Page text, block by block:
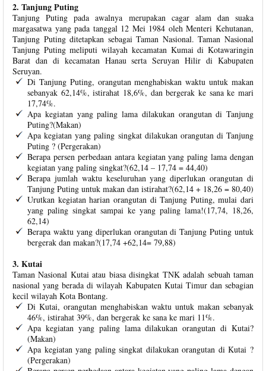
2. Tanjung Puting
Tanjung Puting pada awalnya merupakan cagar alam dan suaka
margasatwa yang pada tanggal 12 Mei 1984 oleh Menteri Kehutanan,
Tanjung Puting ditetapkan sebagai Taman Nasional. Taman Nasional
Tanjung Puting meliputi wilayah kecamatan Kumai di Kotawaringin
Barat dan di kecamatan Hanau serta Seruyan Hilir di Kabupaten
Seruyan.
Di Tanjung Puting, orangutan menghabiskan waktu untuk makan
sebanyak 62,14%, istirahat 18,6%, dan bergerak ke sana ke mari
17,74%.
Apa kegiatan yang paling lama dilakukan orangutan di Tanjung
Puting?(Makan)
Apa kegiatan yang paling singkat dilakukan orangutan di Tanjung
Puting ? (Pergerakan)
Berapa persen perbedaan antara kegiatan yang paling lama dengan
kegiatan yang paling singkat?(62,14 – 17,74 = 44,40)
Berapa jumlah waktu keseluruhan yang diperlukan orangutan di
Tanjung Puting untuk makan dan istirahat?(62,14 + 18,26 = 80,40)
Urutkan kegiatan harian orangutan di Tanjung Puting, mulai dari
yang paling singkat sampai ke yang paling lama!(17,74, 18,26,
62,14)
Berapa waktu yang diperlukan orangutan di Tanjung Puting untuk
bergerak dan makan?(17,74 +62,14= 79,88)
3. Kutai
Taman Nasional Kutai atau biasa disingkat TNK adalah sebuah taman
nasional yang berada di wilayah Kabupaten Kutai Timur dan sebagian
kecil wilayah Kota Bontang.
Di Kutai, orangutan menghabiskan waktu untuk makan sebanyak
46%, istirahat 39%, dan bergerak ke sana ke mari 11%.
Apa kegiatan yang paling lama dilakukan orangutan di Kutai?
(Makan)
Apa kegiatan yang paling singkat dilakukan orangutan di Kutai ?
(Pergerakan)